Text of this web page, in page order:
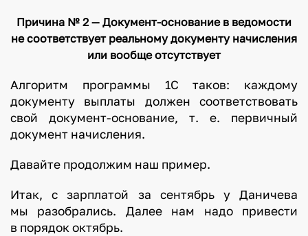
Причина № 2 — Документ-основание в ведомости
не соответствует реальному документу начисления
или вообще отсутствует
Алгоритм программы 1С таков: каждому
документу выплаты должен соответствовать
свой документ-основание, т. е. первичный
документ начисления.
Давайте продолжим наш пример.
Итак, с зарплатой за сентябрь у Даничева
мы разобрались. Далее нам надо привести
в порядок октябрь.